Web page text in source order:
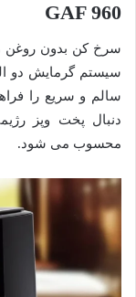
GAF 960
سیستم گرمایش دو
سالم و سریع را
دنبال پخت وپز
محسوب می شود.